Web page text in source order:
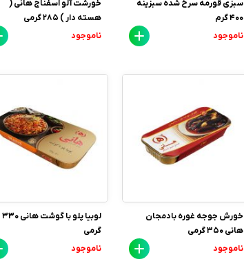
سبزی قورمه سرخ شده سبزینه
400 گرم
ناموجود
خورشت آلو اسفناج هانی (
هسته دار ) 285 گرمی
ناموجود
خورش جوجه غوره بادمجان
هانی 350 گرمی
ناموجود
لوبیا پلو با گوشت هانی 330
گرمی
ناموجود